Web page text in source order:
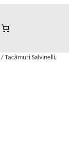
/ Tacâmuri Salvinelli,